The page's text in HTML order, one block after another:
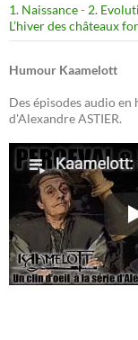
1. Naissance- 2.
L’hiver des châteaux
Humour Kaamelott
Des épisodes audio en
d'Alexandre ASTIER.